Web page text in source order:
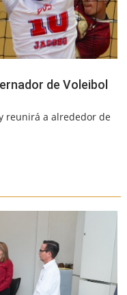
de Voleibol
reunirá a alrededor de